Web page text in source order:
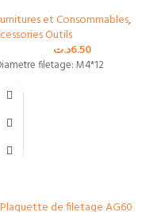
et Consommables,
Outils
6.50د.ت
filetage: M4*12